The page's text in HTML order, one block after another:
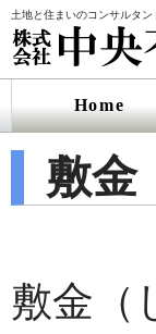
土地と住まいのコンサルタン
Home
敷金
敷金（